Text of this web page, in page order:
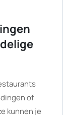
of
kunnen je